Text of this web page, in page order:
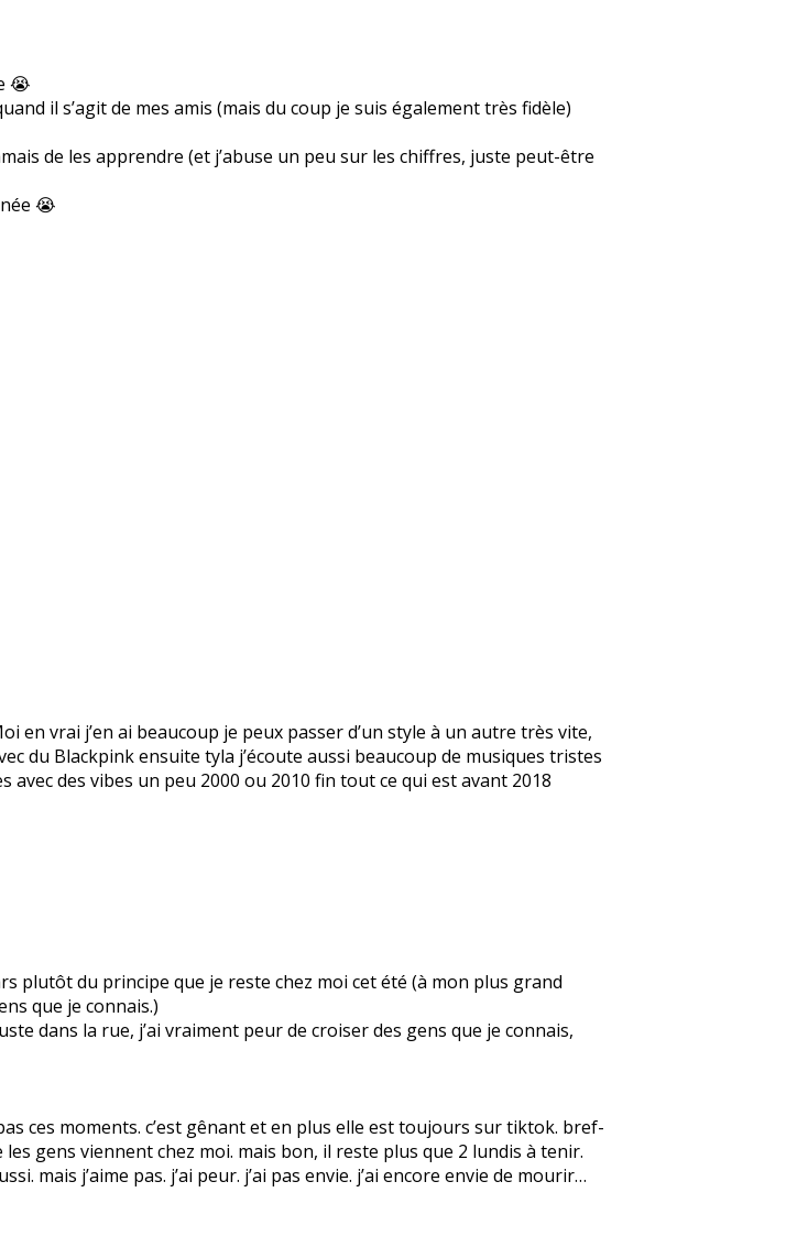
😭
il s’agit de mes amis (mais du coup je suis également très fidèle)
de les apprendre (et j’abuse un peu sur les chiffres, juste peut-être
😭
en vrai j’en ai beaucoup je peux passer d’un style à un autre très vite,
du Blackpink ensuite tyla j’écoute aussi beaucoup de musiques tristes
des vibes un peu 2000 ou 2010 fin tout ce qui est avant 2018
plutôt du principe que je reste chez moi cet été (à mon plus grand
que je connais.)
dans la rue, j’ai vraiment peur de croiser des gens que je connais,
ces moments. c’est gênant et en plus elle est toujours sur tiktok. bref-
gens viennent chez moi. mais bon, il reste plus que 2 lundis à tenir.
mais j’aime pas. j’ai peur. j’ai pas envie. j’ai encore envie de mourir…